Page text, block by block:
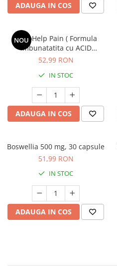
ADAUGA IN COS
NOU
ArtroHelp Pain ( Formula
imbunatatita cu ACID
HIALURONIC) * 30 cps
52,99 RON
IN STOC
ADAUGA IN COS
Boswellia 500 mg, 30 capsule
51,99 RON
IN STOC
ADAUGA IN COS